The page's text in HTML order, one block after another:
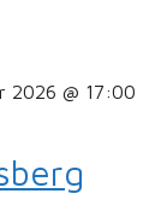
2026 @ 17:00